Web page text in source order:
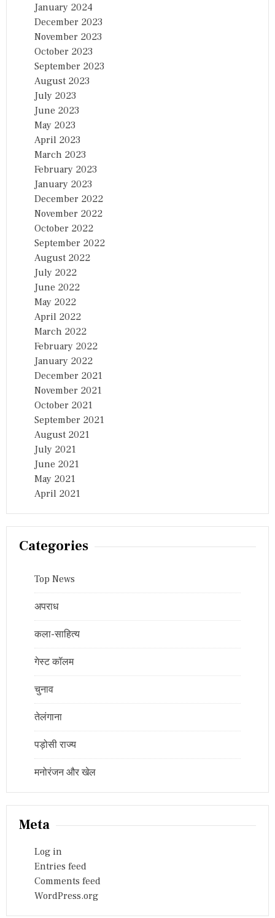
January 2024
December 2023
November 2023
October 2023
September 2023
August 2023
July 2023
June 2023
May 2023
April 2023
March 2023
February 2023
January 2023
December 2022
November 2022
October 2022
September 2022
August 2022
July 2022
June 2022
May 2022
April 2022
March 2022
February 2022
January 2022
December 2021
November 2021
October 2021
September 2021
August 2021
July 2021
June 2021
May 2021
April 2021
Categories
Top News
अपराध
कला-साहित्य
गेस्ट कॉलम
चुनाव
तेलंगाना
पड़ोसी राज्य
मनोरंजन और खेल
Meta
Log in
Entries feed
Comments feed
WordPress.org